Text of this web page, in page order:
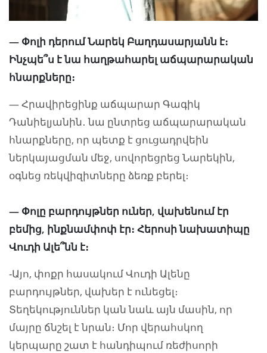
— Փոլի դերում Նարեկ Բաղդասարյանն է։
Ինչպե՞ս է նա հաղթահարել աճպարարական
հնարքները։
— Հրավիրեցինք աճպարար Գագիկ
Դանիելյանին․ նա ընտրեց աճպարարական
հնարքները, որ պետք է ցուցադրվեին
ներկայացման մեջ, սովորեցրեց Նարեկին,
օգնեց ռեկվիզիտները ձեռք բերել։
— Փոլը բարդույթներ ուներ, վախենում էր
բեմից, ինքնամփոփ էր։ Հերոսի նախատիպը
Վուդի Ալե՞նն է։
-Այո, փոքր հասակում Վուդի Ալենը
բարդույթներ, վախեր է ունեցել։
Տեղեկություններ կան նաև այն մասին, որ
մայրը ճնշել է նրան։ Մոր վերահսկող
կերպարը շատ է հանդիպում ռեժիսորի